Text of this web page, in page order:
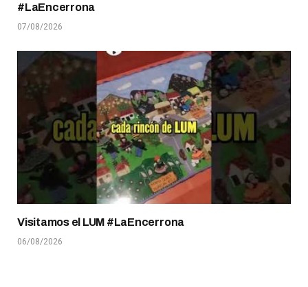
#LaEncerrona
07/08/2026
Visitamos el LUM #LaEncerrona
06/08/2026